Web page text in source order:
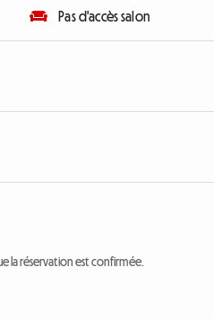
Pas d'accès salon
la réservation est confirmée.